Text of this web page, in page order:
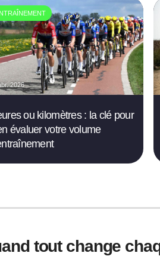
2026
ou kilomètres : la clé pour
évaluer votre volume
tout change